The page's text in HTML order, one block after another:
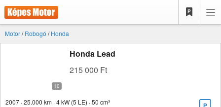
Motor/Robogó /Honda
Honda Lead
215 000 Ft
2007 · 25.000 km · 4 kW (5 LE) · 50 cm³